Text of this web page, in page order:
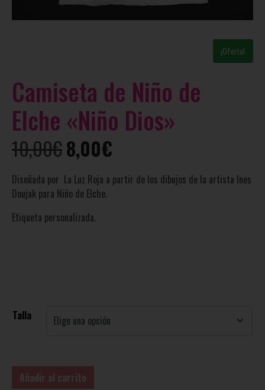
¡Oferta!
Camiseta de Niño de
Elche «Niño Dios»
10,00€8,00€
Diseñada por La Luz Roja a partir de los dibujos de la artista Ines
Doujak para Niño de Elche.
Etiqueta personalizada.
Talla
Añadir al carrito